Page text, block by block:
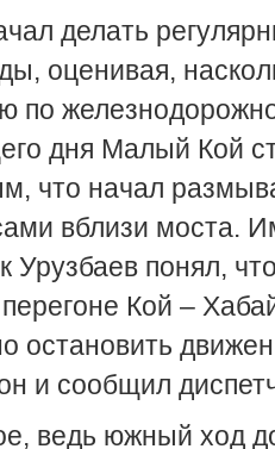
делать
оценивая,
по
дня Малый Кой
что начал
вблизи моста.
Урузбаев понял,
Кой –
остановить
и сообщил
ведь южный ход